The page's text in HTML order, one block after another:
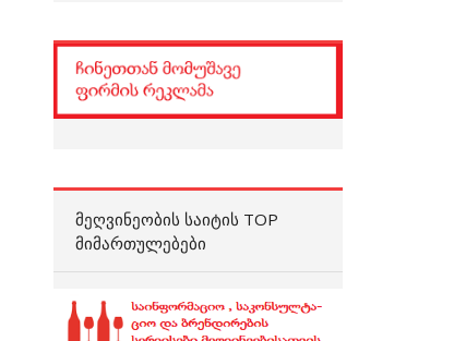
ᲛᲔᲦᲕᲘᲜᲔᲝᲑᲘᲡ ᲡᲐᲘᲢᲘᲡ TOP
ᲛᲘᲛᲐᲠᲗᲣᲚᲔᲑᲔᲑᲘ